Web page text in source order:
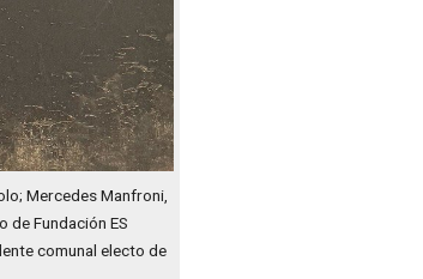
Mercedes Manfroni,
de Fundación ES
comunal electo de